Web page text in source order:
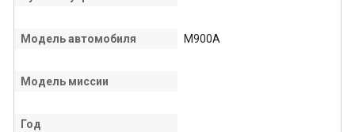
Модель автомобиля M900A
Модель миссии
Год